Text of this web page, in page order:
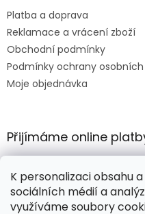
K personalizaci obsahu
sociálních médií a
využíváme soubory
Platba a doprava
Reklamace a vrácení zboží
Obchodní podmínky
Podmínky ochrany
Moje objednávka
Přijímáme online